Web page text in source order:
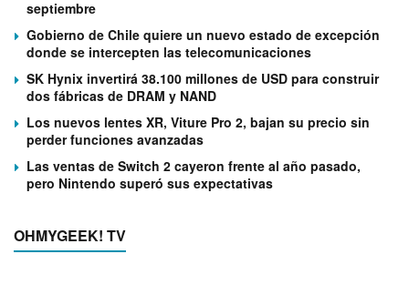
septiembre
Gobierno de Chile quiere un nuevo estado de excepción
donde se intercepten las telecomunicaciones
SK Hynix invertirá 38.100 millones de USD para construir
dos fábricas de DRAM y NAND
Los nuevos lentes XR, Viture Pro 2, bajan su precio sin
perder funciones avanzadas
Las ventas de Switch 2 cayeron frente al año pasado,
pero Nintendo superó sus expectativas
OHMYGEEK! TV